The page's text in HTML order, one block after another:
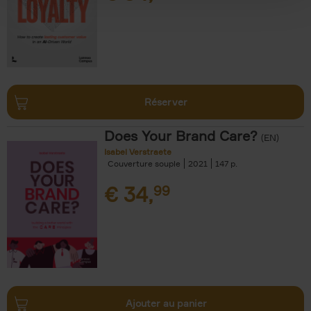
Réserver
Does Your Brand Care? (EN)
Isabel Verstraete
Couverture souple
2021 147
€ 34,99
Ajouter au panier